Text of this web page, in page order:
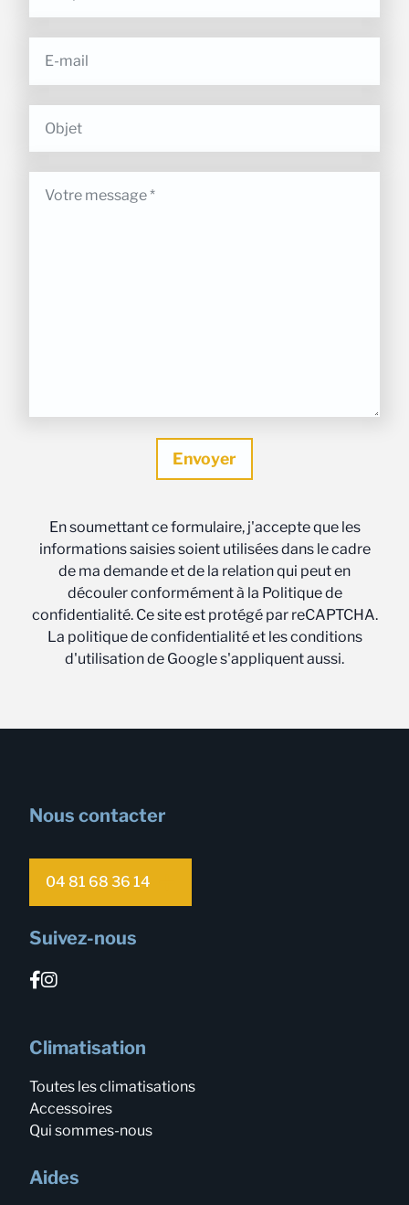
En soumettant ce formulaire, j'accepte que les
informations saisies soient utilisées dans le cadre
de ma demande et de la relation qui peut en
découler conformément à la Politique de
confidentialité. Ce site est protégé par reCAPTCHA.
La politique de confidentialité et les conditions
d'utilisation de Google s'appliquent aussi.
Nous contacter
04 81 68 36 14
Suivez-nous
Climatisation
Toutes les climatisations
Accessoires
Qui sommes-nous
Aides